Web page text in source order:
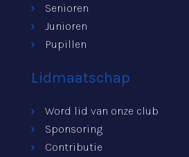
Senioren
Junioren
Pupillen
Lidmaatschap
Word lid van onze club
Sponsoring
Contributie